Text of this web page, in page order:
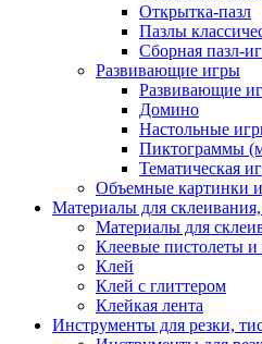
Открытка-пазл
Пазлы
Сборная пазл-
Развивающие игры
Развивающие
Домино
Настольные
Пиктограммы
Тематическая
Объемные картинки
Материалы для склеивания,
Материалы для
Клеевые пистолеты и
Клей
Клей с глиттером
Клейкая лента
Инструменты для резки,